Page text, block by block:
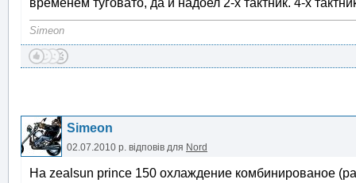
временем туговато, да и надоел 2-х тактник. 4-х
Simeon
Simeon
02.07.2010 р. відповів для Nord
На zealsun prince 150 охлаждение комбинированое